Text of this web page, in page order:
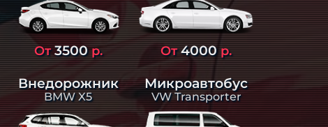
От3500р. От4000р.
Внедорожник
BMW X5
Микроавтобус
VW Transporter